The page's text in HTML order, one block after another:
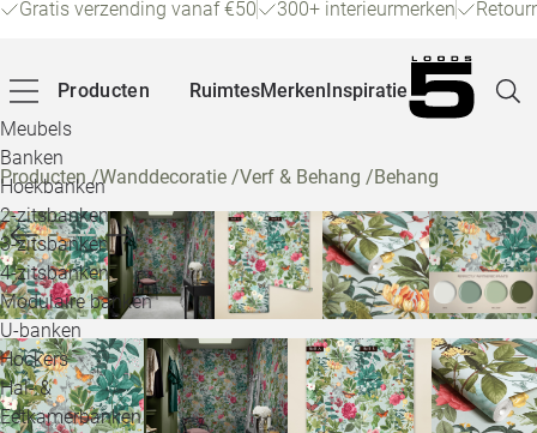
Gratis verzending vanaf €50 300+ interieurmerken
Producten
Meubels
Banken
Hoekbanken
2-zitsbanken
3-zitsbanken
4-zitsbanken
Modulaire banken
U-banken
Hockers
Hal- &
Eetkamerbanken
RuimtesMerkenInspiratie
Producten/Wanddecoratie /Verf & Behang /Behang